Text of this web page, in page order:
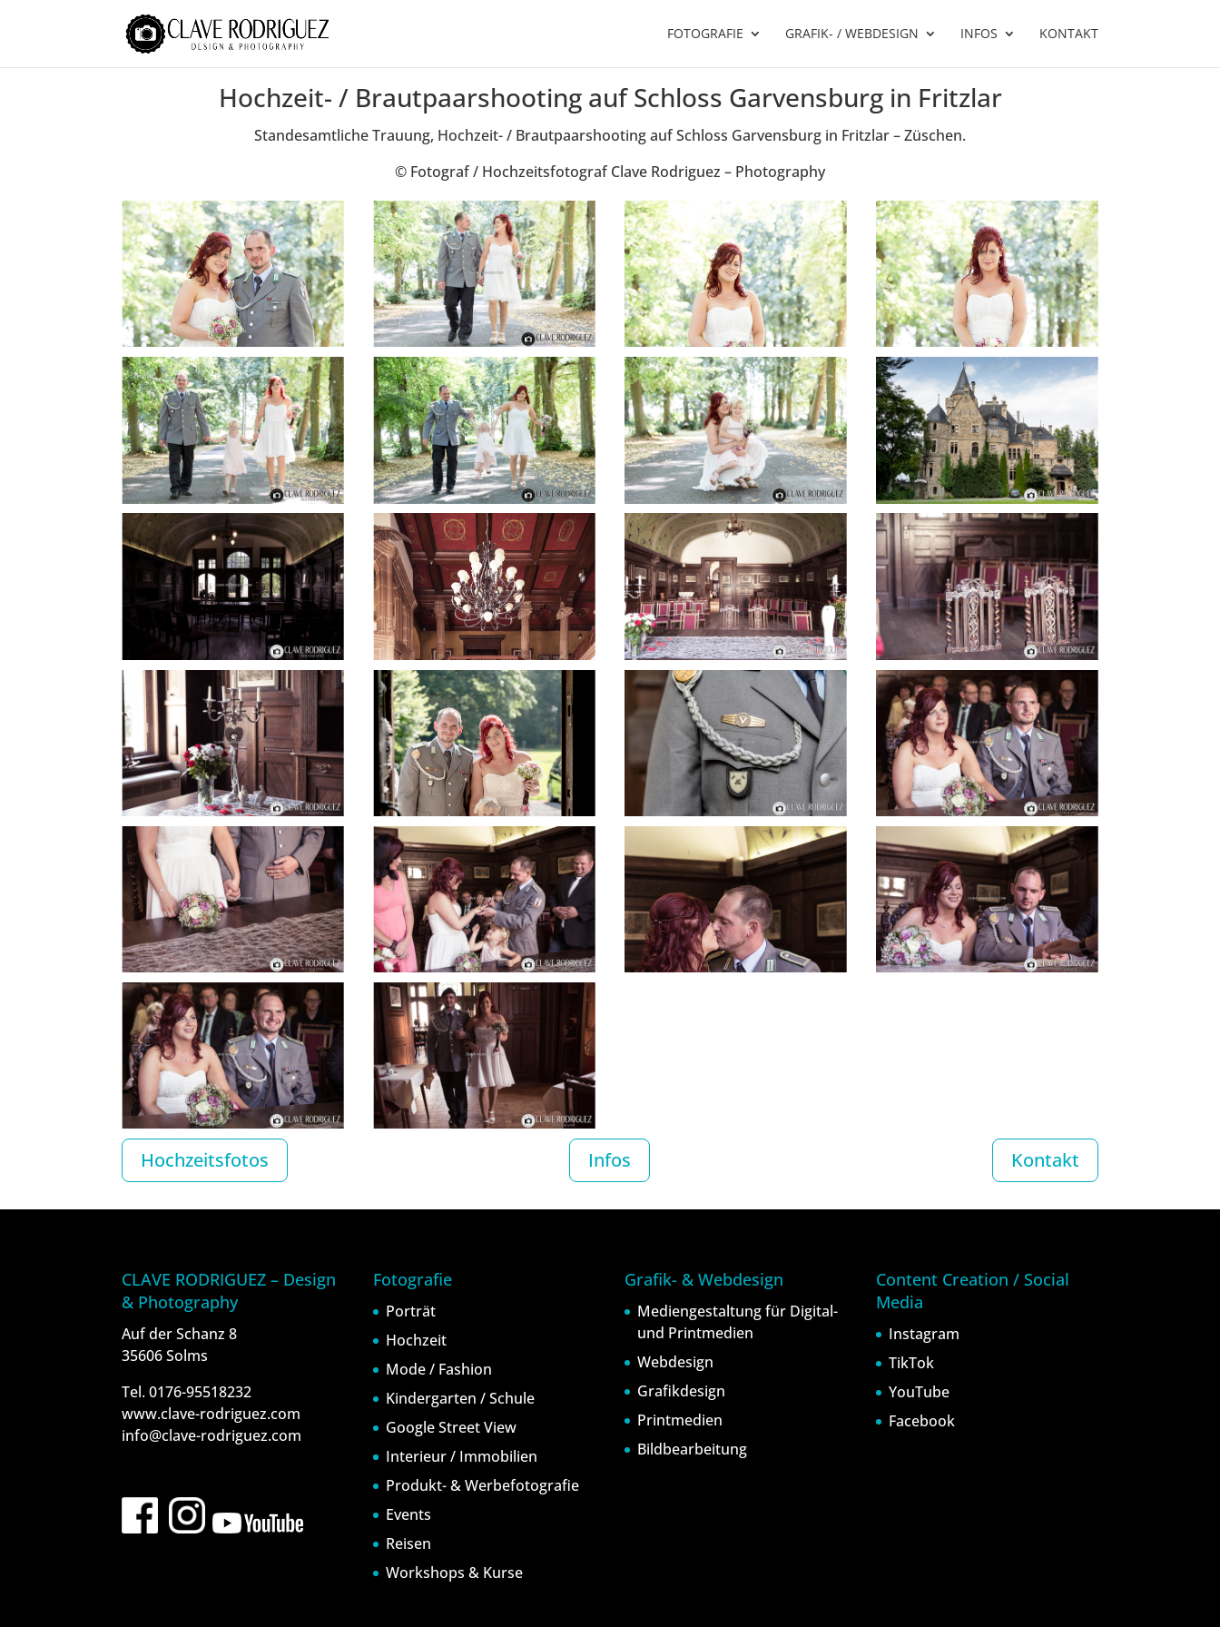
FOTOGRAFIE GRAFIK- / WEBDESIGN INFOS KONTAKT
Hochzeit- / Brautpaarshooting auf Schloss Garvensburg in Fritzlar
Standesamtliche Trauung, Hochzeit- / Brautpaarshooting auf Schloss Garvensburg in Fritzlar – Züschen.
© Fotograf / Hochzeitsfotograf Clave Rodriguez – Photography
Hochzeitsfotos Infos Kontakt
CLAVE RODRIGUEZ – Design
& Photography
Auf der Schanz 8
35606 Solms
Tel. 0176-95518232
www.clave-rodriguez.com
info@clave-rodriguez.com
Fotografie
Porträt
Hochzeit
Mode / Fashion
Kindergarten / Schule
Google Street View
Interieur / Immobilien
Produkt- & Werbefotografie
Events
Reisen
Workshops & Kurse
Grafik- & Webdesign
Mediengestaltung für Digital-
und Printmedien
Webdesign
Grafikdesign
Printmedien
Bildbearbeitung
Content Creation / Social
Media
Instagram
TikTok
YouTube
Facebook